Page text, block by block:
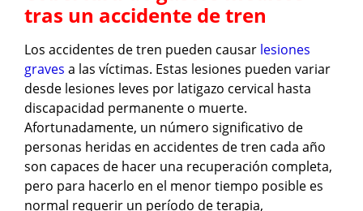
tras un accidente de tren
Los accidentes de tren pueden causar lesiones
graves a las víctimas. Estas lesiones pueden variar
desde lesiones leves por latigazo cervical hasta
discapacidad permanente o muerte.
Afortunadamente, un número significativo de
personas heridas en accidentes de tren cada año
son capaces de hacer una recuperación completa,
pero para hacerlo en el menor tiempo posible es
normal requerir un período de terapia,